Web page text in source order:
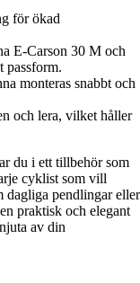
för ökad
E-Carson 30 M och
passform.
monteras snabbt och
och lera, vilket håller
du i ett tillbehör som
cyklist som vill
dagliga pendlingar eller
praktisk och elegant
av din